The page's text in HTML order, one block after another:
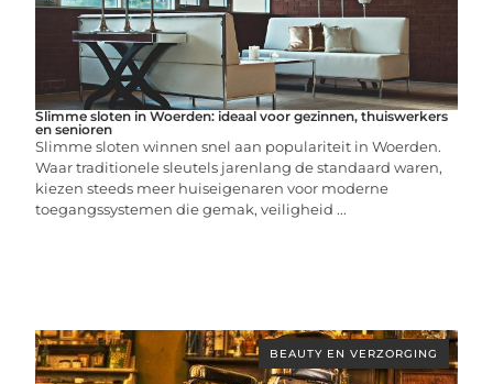
Slimme sloten in Woerden: ideaal voor gezinnen, thuiswerkers
en senioren
Slimme sloten winnen snel aan populariteit in Woerden.
Waar traditionele sleutels jarenlang de standaard waren,
kiezen steeds meer huiseigenaren voor moderne
toegangssystemen die gemak, veiligheid ...
BEAUTY EN VERZORGING